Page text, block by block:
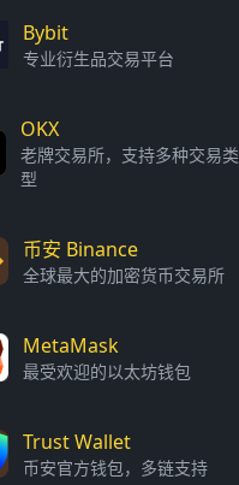
Bybit
专业衍生品交易平台
OKX
老牌交易所，支持多种交易类
型
币安 Binance
全球最大的加密货币交易所
MetaMask
最受欢迎的以太坊钱包
Trust Wallet
币安官方钱包，多链支持